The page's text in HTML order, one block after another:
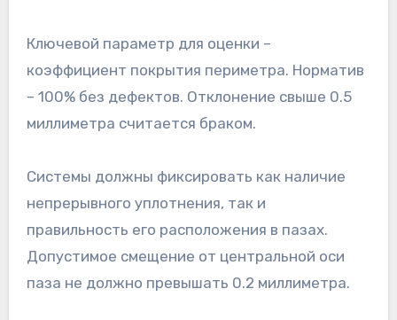
Ключевой параметр для оценки –
коэффициент покрытия периметра. Норматив
– 100% без дефектов. Отклонение свыше 0.5
миллиметра считается браком.
Системы должны фиксировать как наличие
непрерывного уплотнения, так и
правильность его расположения в пазах.
Допустимое смещение от центральной оси
паза не должно превышать 0.2 миллиметра.